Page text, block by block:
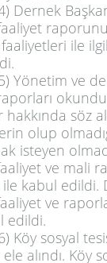
ile
ve
söz
olup
isteyen
ve mali
kabul edildi.
ve
edildi.
sosyal
alındı. Köy